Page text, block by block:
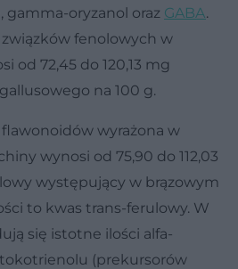
oryzanol oraz GABA.
związków fenolowych w
od 72,45 do 120,13 mg
na 100 g.
flawonoidów wyrażona w
wynosi od 75,90 do 112,03
występujący w brązowym
to kwas trans-ferulowy. W
się istotne ilości alfa-
(prekursorów